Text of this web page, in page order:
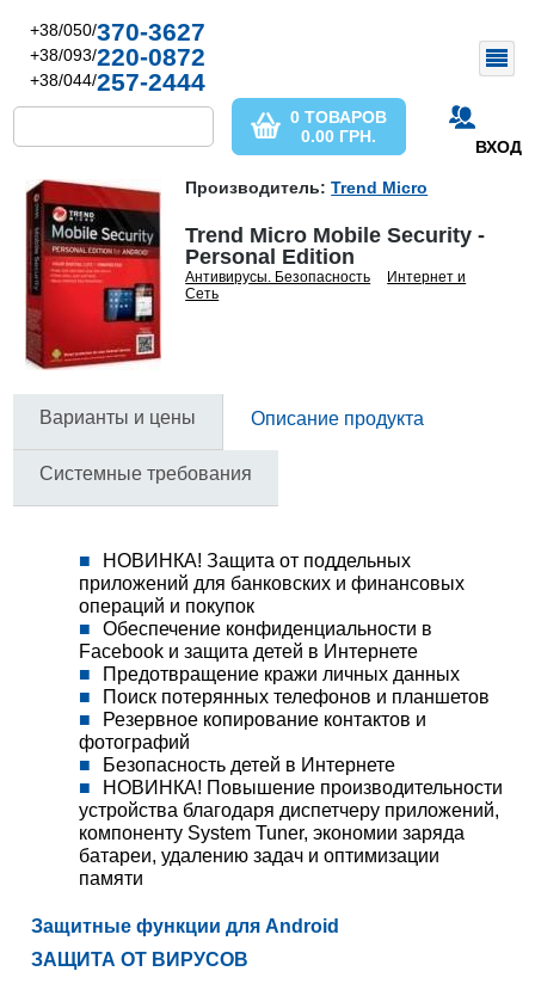
+38/050/370-3627
+38/093/220-0872
+38/044/257-2444
ВХОД
0 ТОВАРОВ
0.00 ГРН.
Производитель:Trend Micro
Trend Micro Mobile Security -
Personal Edition
Антивирусы. Безопасность
Интернет и
Сеть
Варианты и цены Описание продукта
Системные требования
НОВИНКА! Защита от поддельных
приложений для банковских и финансовых
операций и покупок
Обеспечение конфиденциальности в
Facebook и защита детей в Интернете
Предотвращение кражи личных данных
Поиск потерянных телефонов и планшетов
Резервное копирование контактов и
фотографий
Безопасность детей в Интернете
НОВИНКА! Повышение производительности
устройства благодаря диспетчеру приложений,
компоненту System Tuner, экономии заряда
батареи, удалению задач и оптимизации
памяти
Защитные функции для Android
ЗАЩИТА ОТ ВИРУСОВ